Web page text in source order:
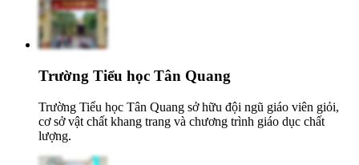
Trường Tiểu học Tân Quang
Trường Tiểu học Tân Quang sở hữu đội ngũ giáo viên giỏi,
cơ sở vật chất khang trang và chương trình giáo dục chất
lượng.